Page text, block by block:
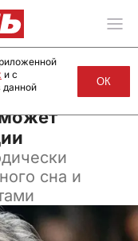
сна и
и с
данной
ОК